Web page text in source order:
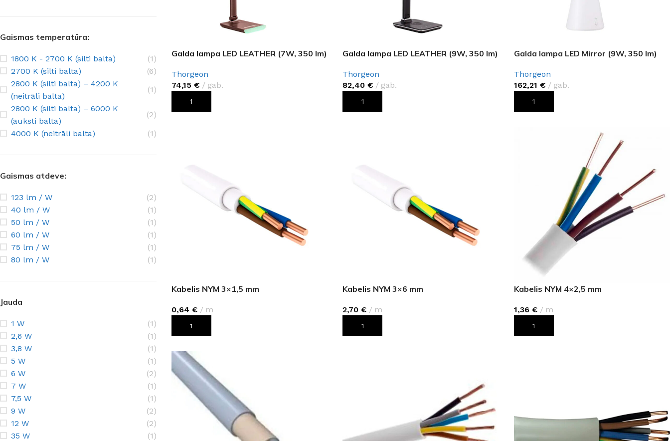
Šķidrās tapetes
Ekoloģisks un videi draudzīgs
risinājums
Sīkāk
Silk Plaster kolekcijas
Victoria du Monde kolekcijas
Piedevas (lakas, spīdumi un tml.)
PALĪGINSTRUMENTI
Lāpstiņas
MixArt
Apmetums fasādem un mitrām
telpām
Gruntis un Lakas
Skatīt
Fasādei
Grīdām un sienām
Grīdas segumi
Skatīt
JAUNUMS!
Parketa grīdas
Gaismas temperatūra:
1800 K - 2700 K (silti balta)
(1)
2700 K (silti balta)
(6)
2800 K (silti balta) – 4200 K
(neitrāli balta)
(1)
2800 K (silti balta) – 6000 K
(auksti balta)
(2)
4000 K (neitrāli balta)
(1)
Gaismas atdeve:
123 lm / W
(2)
40 lm / W
(1)
50 lm / W
(1)
60 lm / W
(1)
75 lm / W
(1)
80 lm / W
(1)
Jauda
1 W
(1)
2,6 W
(1)
3,8 W
(1)
5 W
(1)
6 W
(2)
7 W
(1)
7,5 W
(1)
9 W
(2)
12 W
(2)
35 W
(1)
Galda lampa LED LEATHER (7W, 350 lm)
Thorgeon
74,15 € gab.
PIEVIENOT GROZAM
Galda lampa LED LEATHER (9W, 350 lm)
Thorgeon
82,40 € gab.
PIEVIENOT GROZAM
Galda lampa LED Mirror (9W, 350 lm)
Thorgeon
162,21 € gab.
PIEVIENOT GROZAM
Kabelis NYM 3×1,5 mm
0,64 € m
PIEVIENOT GROZAM
Kabelis NYM 3×6 mm
2,70 € m
PIEVIENOT GROZAM
Kabelis NYM 4×2,5 mm
1,36 € m
PIEVIENOT GROZAM